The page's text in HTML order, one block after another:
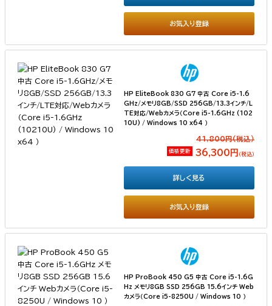
お気入り登録
HP EliteBook 830 G7 中古 Core i5-1.6
GHz/メモリ8GB/SSD 256GB/13.3インチ/L
TE対応/Webカメラ（Core i5-1.6GHz (102
10U) / Windows 10 x64 ）
41,800円(税込）
価格更新 36,300円 （税込）
お気入り登録
詳しく見る
HP ProBook 450 G5 中古 Core i5-1.6G
Hz メモリ8GB SSD 256GB 15.6インチ Web
カメラ（Core i5-8250U / Windows 10 ）